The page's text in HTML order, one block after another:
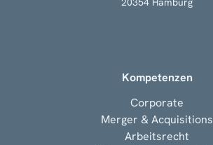
Kompetenzen
Corporate
Merger & Acquisitions
Arbeitsrecht